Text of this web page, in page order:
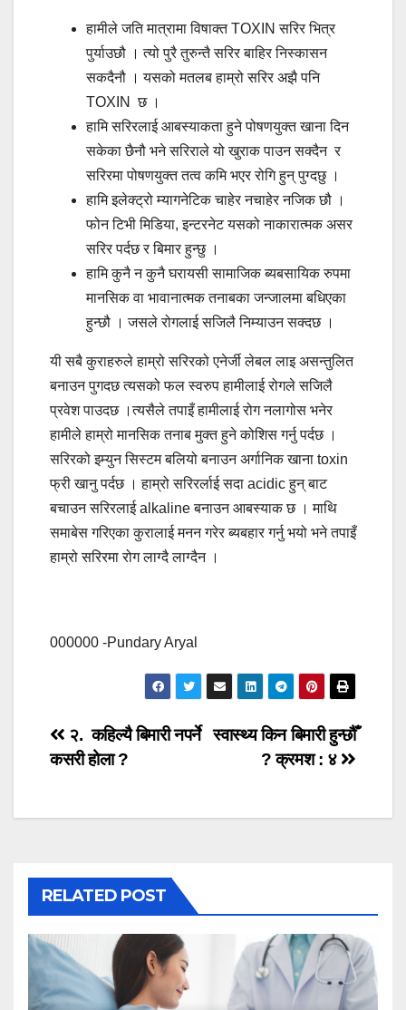
हामीले जति मात्रामा विषाक्त TOXIN सरिर भित्र
पुर्याउछौ । त्यो पुरै तुरुन्तै सरिर बाहिर निस्कासन
सकदैनौ । यसको मतलब हाम्रो सरिर अझै पनि
TOXIN छ ।
हामि सरिरलाई आबस्याकता हुने पोषणयुक्त खाना दिन
सकेका छैनौ भने सरिराले यो खुराक पाउन सक्दैन र
सरिरमा पोषणयुक्त तत्व कमि भएर रोगि हुन् पुग्दछु ।
हामि इलेक्ट्रो म्यागनेटिक चाहेर नचाहेर नजिक छौ ।
फोन टिभी मिडिया, इन्टरनेट यसको नाकारात्मक असर
सरिर पर्दछ र बिमार हुन्छु ।
हामि कुनै न कुनै घरायसी सामाजिक ब्यबसायिक रुपमा
मानसिक वा भावानात्मक तनाबका जन्जालमा बधिएका
हुन्छौ । जसले रोगलाई सजिलै निम्याउन सक्दछ ।
यी सबै कुराहरुले हाम्रो सरिरको एनेर्जी लेबल लाइ असन्तुलित
बनाउन पुगदछ त्यसको फल स्वरुप हामीलाई रोगले सजिलै
प्रवेश पाउदछ ।त्यसैले तपाइँ हामीलाई रोग नलागोस भनेर
हामीले हाम्रो मानसिक तनाब मुक्त हुने कोशिस गर्नु पर्दछ ।
सरिरको इम्युन सिस्टम बलियो बनाउन अर्गानिक खाना toxin
फ्री खानु पर्दछ । हाम्रो सरिरर्लाई सदा acidic हुन् बाट
बचाउन सरिरलाई alkaline बनाउन आबस्याक छ । माथि
समाबेस गरिएका कुरालाई मनन गरेर ब्यबहार गर्नु भयो भने तपाइँ
हाम्रो सरिरमा रोग लाग्दै लाग्दैन ।
000000 -Pundary Aryal
Post
navigation
स्वास्थ्य किन बिमारी हुन्छौँ
? क्रमश : ४
२. कहिल्यै बिमारी नपर्ने
कसरी होला ?
RELATED POST